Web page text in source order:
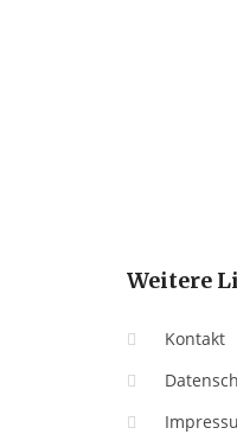
Weitere
Kontakt